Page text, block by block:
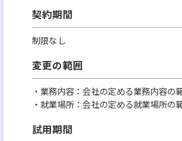
契約期間
制限なし
変更の範囲
・業務内容：会社の定める業務内容の
・就業場所：会社の定める就業場所の
試用期間